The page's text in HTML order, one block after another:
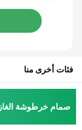
فئات أخرى منا
صمام خرطوشة الغاز